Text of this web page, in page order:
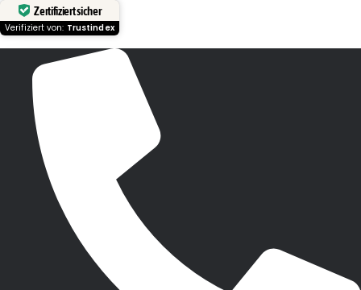
Zertifiziert sicher
Verifiziert von: Trustindex